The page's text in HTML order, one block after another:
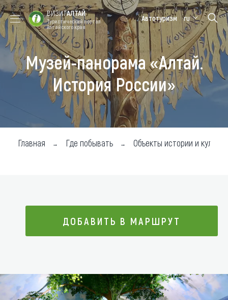
Форум VISIT
ALTAI
Цветение
маральника
Медицинский
форум
Алтайская
зимовка
Туры
Где побывать
Карта
Коллекция впечатлений
ВИЗИТАЛТАЙ
Туристический портал
Алтайского края
Автотуризм ru
Музей-панорама «Алтай.
История России»
Главная Где побывать Объекты истории и
ДОБАВИТЬ В МАРШРУТ